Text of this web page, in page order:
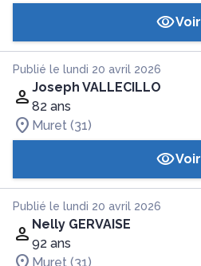
Voir
Publié le lundi 20 avril 2026
Joseph VALLECILLO
82 ans
Muret (31)
Voir
Publié le lundi 20 avril 2026
Nelly GERVAISE
92 ans
Muret (31)